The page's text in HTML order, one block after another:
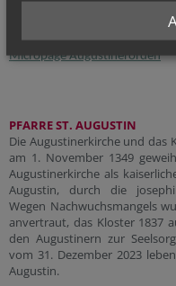
www.augustiner-werden.at
Micropage Augustinerorden
PFARRE ST. AUGUSTIN
Die Augustinerkirche und das
am 1. November 1349
Augustinerkirche als
Augustin, durch die
Wegen Nachwuchsmangels
anvertraut, das Kloster 1837
den Augustinern zur
vom 31. Dezember 2023
Augustin.